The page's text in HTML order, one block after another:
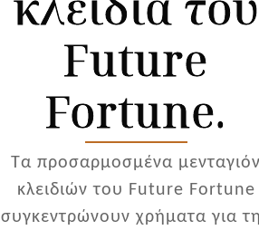
Future
Fortune.
Τα προσαρμοσμένα μενταγιόν
κλειδιών του Future Fortune
συγκεντρώνουν χρήματα για